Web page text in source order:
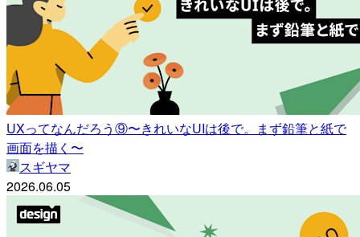
UXってなんだろう⑨〜きれいなUIは後で。まず鉛筆と紙で
画面を描く〜
スギヤマ
2026.06.05